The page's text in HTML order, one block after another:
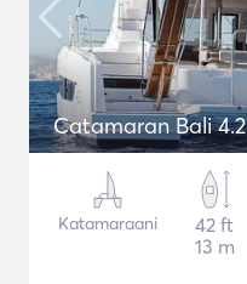
Catamaran Bali 4.2
Katamaraani
42 ft
13 m